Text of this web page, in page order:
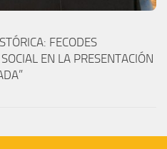
FECODES
EN LA PRESENTACIÓN